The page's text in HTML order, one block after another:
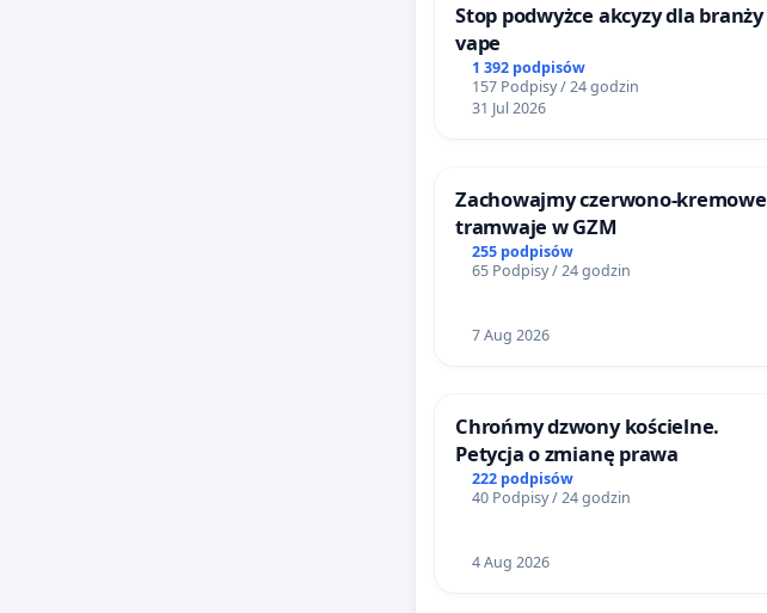
Stop podwyżce akcyzy dla branży
vape
1 392 podpisów
157 Podpisy / 24 godzin
31 Jul 2026
Zachowajmy czerwono-kremowe
tramwaje w GZM
255 podpisów
65 Podpisy / 24 godzin
7 Aug 2026
Chrońmy dzwony kościelne.
Petycja o zmianę prawa
222 podpisów
40 Podpisy / 24 godzin
4 Aug 2026